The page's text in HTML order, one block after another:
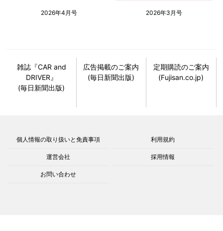
2026年4月号 2026年3月号
雑誌『CAR and
DRIVER』
(毎日新聞出版)
広告掲載のご案内
(毎日新聞出版)
定期購読のご案内
(Fujisan.co.jp)
個人情報の取り扱いと免責事項 利用規約
運営会社 採用情報
お問い合わせ